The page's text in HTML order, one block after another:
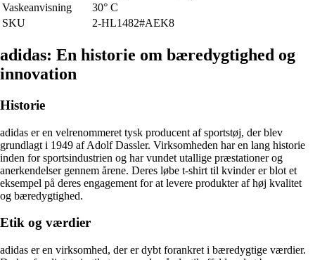
Vaskeanvisning
30° C
SKU
2-HL1482#AEK8
adidas: En historie om bæredygtighed og
innovation
Historie
adidas er en velrenommeret tysk producent af sportstøj, der blev
grundlagt i 1949 af Adolf Dassler. Virksomheden har en lang historie
inden for sportsindustrien og har vundet utallige præstationer og
anerkendelser gennem årene. Deres løbe t-shirt til kvinder er blot et
eksempel på deres engagement for at levere produkter af høj kvalitet
og bæredygtighed.
Etik og værdier
adidas er en virksomhed, der er dybt forankret i bæredygtige værdier.